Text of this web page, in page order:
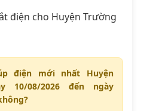
điện cho Huyện Trường
điện mới nhất Huyện
10/08/2026 đến ngày